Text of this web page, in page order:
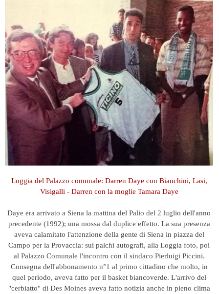
Loggia del Palazzo comunale: Darren Daye con Bianchini, Lasi,
Visigalli - Darren con la moglie Tamara Daye
Daye era arrivato a Siena la mattina del Palio del 2 luglio dell'anno
precedente (1992); una mossa dal duplice effetto. La sua presenza
aveva calamitato l'attenzione della gente di Siena in piazza del
Campo per la Provaccia: sui palchi autografi, alla Loggia foto, poi
al Palazzo Comunale l'incontro con il sindaco Pierluigi Piccini.
Consegna dell'abbonamento n°1 al primo cittadino che molto, in
quel periodo, aveva fatto per il basket biancoverde. L'arrivo del
"cerbiatto" di Des Moines aveva fatto notizia anche in pieno clima